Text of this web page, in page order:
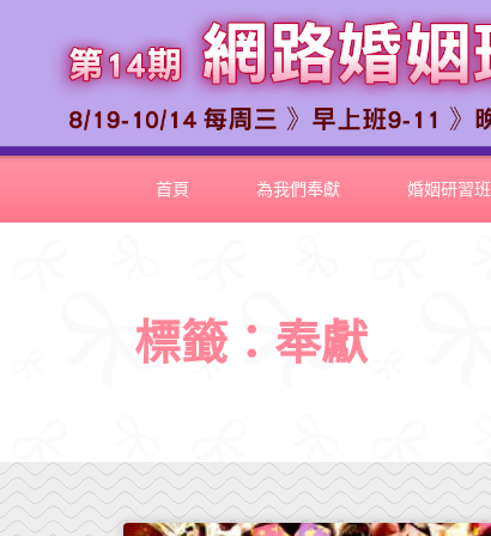
首頁 為我們奉獻 婚姻研習班
標籤：奉獻